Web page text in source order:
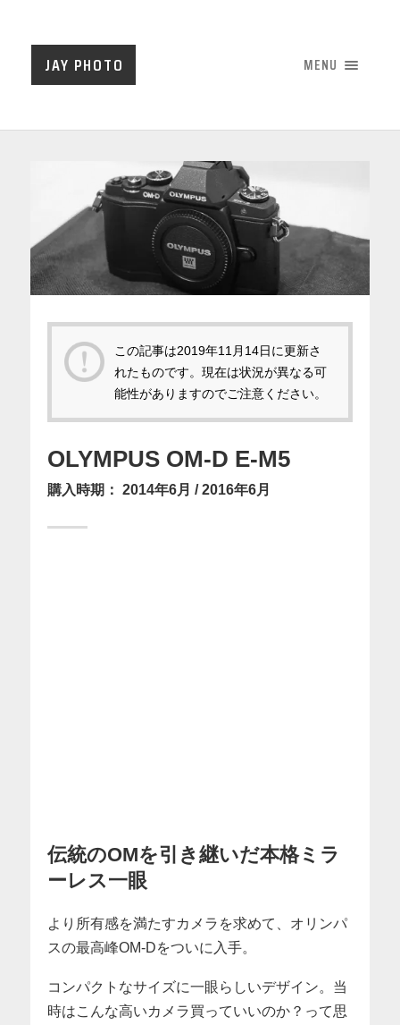
JAY PHOTO MENU
この記事は2019年11月14日に更新さ
れたものです。現在は状況が異なる可
能性がありますのでご注意ください。
OLYMPUS OM-D E-M5
購入時期： 2014年6月 2016年6月
伝統のOMを引き継いだ本格ミラ
ーレス一眼
より所有感を満たすカメラを求めて、オリンパ
スの最高峰OM-Dをついに入手。
コンパクトなサイズに一眼らしいデザイン。当
時はこんな高いカメラ買っていいのか？って思